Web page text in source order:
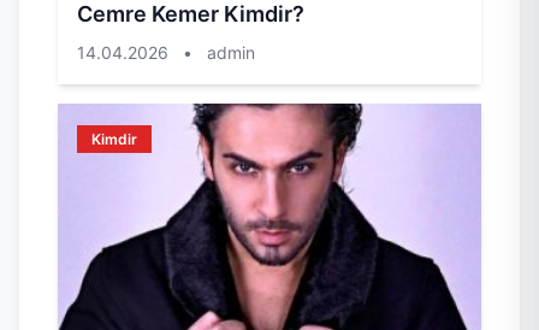
Cemre Kemer Kimdir?
14.04.2026 • admin
Kimdir